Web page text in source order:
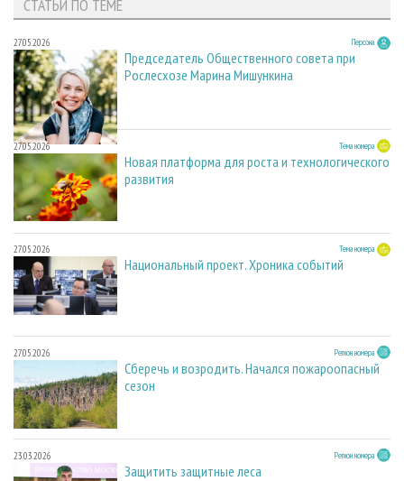
СТАТЬИ ПО ТЕМЕ
27.05.2026 Персона
Председатель Общественного совета при
Рослесхозе Марина Мишункина
27.05.2026 Тема номера
Новая платформа для роста и технологического
развития
27.05.2026 Тема номера
Национальный проект. Хроника событий
27.05.2026 Регион номера
Сберечь и возродить. Начался пожароопасный
сезон
23.03.2026 Регион номера
Защитить защитные леса